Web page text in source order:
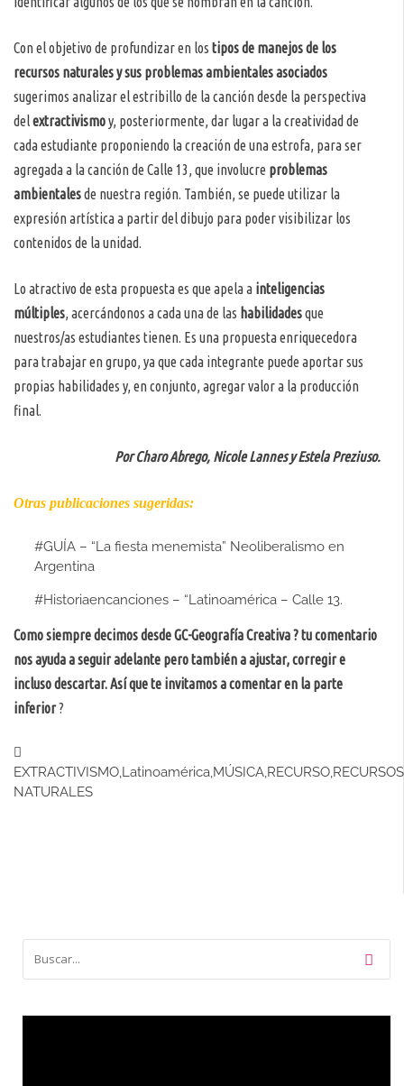
Con el objetivo de profundizar en los tipos de manejos de los
recursos naturales y sus problemas ambientales asociados
sugerimos analizar el estribillo de la canción desde la perspectiva
delextractivismoy, posteriormente, dar lugar a la creatividad de
cada estudiante proponiendo la creación de una estrofa, para ser
agregada a la canción de Calle 13, que involucre problemas
ambientalesde nuestra región. También, se puede utilizar la
expresión artística a partir del dibujo para poder visibilizar los
contenidos de la unidad.
Lo atractivo de esta propuesta es que apela a inteligencias
múltiples, acercándonos a cada una de las habilidadesque
nuestros/as estudiantes tienen. Es una propuesta enriquecedora
para trabajar en grupo, ya que cada integrante puede aportar sus
propias habilidades y, en conjunto, agregar valor a la producción
final.
Por Charo Abrego, Nicole Lannes y Estela Preziuso.
Otras publicaciones sugeridas:
#GUÍA – “La fiesta menemista” Neoliberalismo en
Argentina
#Historiaencanciones – “Latinoamérica – Calle 13.
Como siempre decimos desde GC-Geografía Creativa ? tu comentario
nos ayuda a seguir adelante pero también a ajustar, corregir e
incluso descartar. Así que te invitamos a comentar en la parte
inferior?
EXTRACTIVISMO,Latinoamérica,MÚSICA,RECURSO,RECURSOS
NATURALES